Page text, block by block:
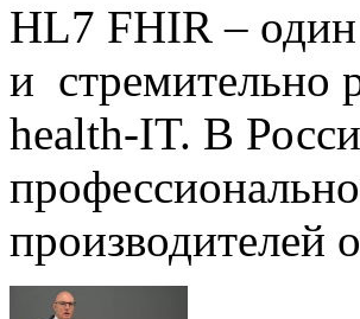
HL7 FHIR –
и стремительно
health-IT. В
производителей